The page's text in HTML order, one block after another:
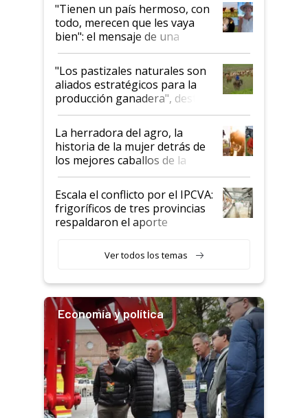
"Tienen un país hermoso, con
todo, merecen que les vaya
bien": el mensaje de una
ganadera uruguaya sobre las
oportunidades que se abren
para el agro en Argentina, con
foco en la carne
"Los pastizales naturales son
aliados estratégicos para la
producción ganadera", destaca
la iniciativa que ya reúne a 46
establecimientos en Argentina
La herradora del agro, la
historia de la mujer detrás de
los mejores caballos de la
Argentina y los mitos que
todavía hacen sufrir a estos
animales: "Mientras me
descalificaban, yo seguí
haciendo currículum"
Escala el conflicto por el IPCVA:
frigoríficos de tres provincias
respaldaron el aporte
Ver todos los temas
Economía y política